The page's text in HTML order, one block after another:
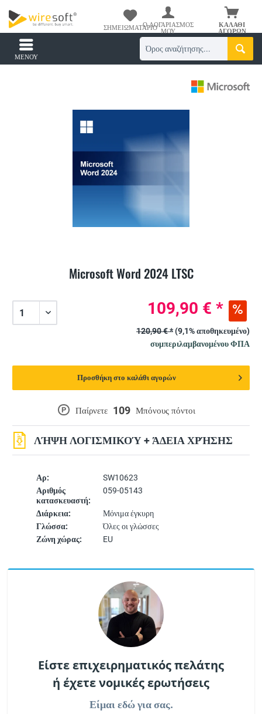
ΚΑΛΆΘΙ
ΑΓΟΡΏΝ
ΣΗΜΕΙΩΜΑΤΆΡΙΟΟ ΛΟΓΑΡΙΑΣΜΌΣ
ΜΟΥ
ΜΕΝΟΎ
Microsoft Word 2024 LTSC
Αρ:
SW10623
Αριθμός
κατασκευαστή:
059-05143
Διάρκεια:
Μόνιμα έγκυρη
Γλώσσα:
Όλες οι γλώσσες
Ζώνη χώρας:
EU
P Παίρνετε 109 Μπόνους πόντοι
ΛΉΨΗ ΛΟΓΙΣΜΙΚΟΎ + ΆΔΕΙΑ ΧΡΉΣΗΣ
109,90 € *
120,90 € *(9,1% αποθηκευμένο)
συμπεριλαμβανομένου ΦΠΑ
Προσθήκη στο καλάθι αγορών
Είστε επιχειρηματικός πελάτης
ή έχετε νομικές ερωτήσεις
Είμαι εδώ για σας.